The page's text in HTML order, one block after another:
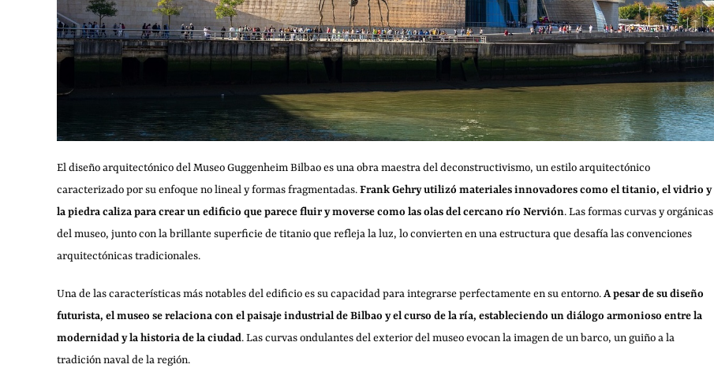
El diseño arquitectónico del Museo Guggenheim Bilbao es una obra maestra del deconstructivismo, un estilo arquitectónico
caracterizado por su enfoque no lineal y formas fragmentadas.Frank Gehry utilizó materiales innovadores como el titanio, el vidrio y
la piedra caliza para crear un edificio que parece fluir y moverse como las olas del cercano río Nervión. Las formas curvas y orgánicas
del museo, junto con la brillante superficie de titanio que refleja la luz, lo convierten en una estructura que desafía las convenciones
arquitectónicas tradicionales.
Una de las características más notables del edificio es su capacidad para integrarse perfectamente en su entorno.A pesar de su diseño
futurista, el museo se relaciona con el paisaje industrial de Bilbao y el curso de la ría, estableciendo un diálogo armonioso entre la
modernidad y la historia de la ciudad. Las curvas ondulantes del exterior del museo evocan la imagen de un barco, un guiño a la
tradición naval de la región.